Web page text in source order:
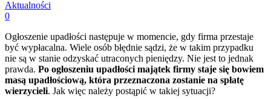
Aktualności
0
Ogłoszenie upadłości następuje w momencie, gdy firma przestaje
być wypłacalna. Wiele osób błędnie sądzi, że w takim przypadku
nie są w stanie odzyskać utraconych pieniędzy. Nie jest to jednak
prawda. Po ogłoszeniu upadłości majątek firmy staje się bowiem
masą upadłościową, która przeznaczona zostanie na spłatę
wierzycieli. Jak więc należy postąpić w takiej sytuacji?